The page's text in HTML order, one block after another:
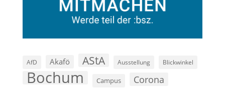
AfD Akafö AStA Ausstellung Blickwinkel
Bochum Campus Corona